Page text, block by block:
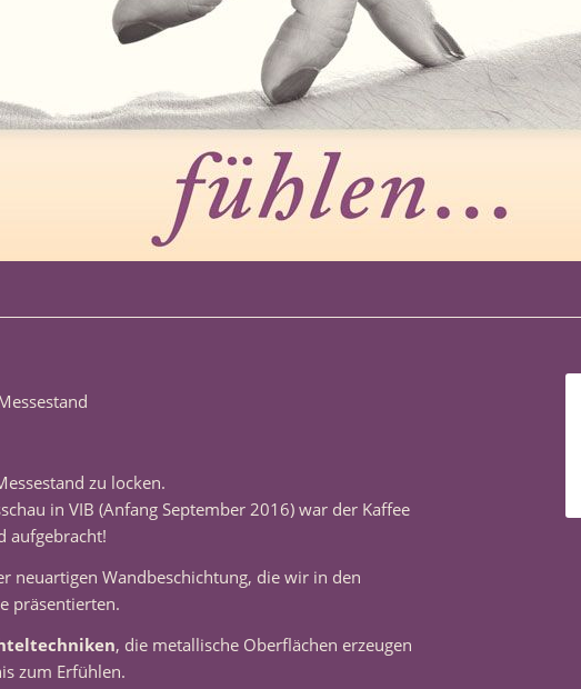
zu locken.
in VIB (Anfang September 2016) war der Kaffee
aufgebracht!
neuartigen Wandbeschichtung, die wir in den
präsentierten.
, die metallische Oberflächen erzeugen
zum Erfühlen.